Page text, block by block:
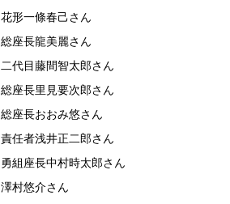
花形一條春己さん
総座長龍美麗さん
二代目藤間智太郎さん
総座長里見要次郎さん
総座長おおみ悠さん
責任者浅井正二郎さん
勇組座長中村時太郎さん
澤村悠介さん